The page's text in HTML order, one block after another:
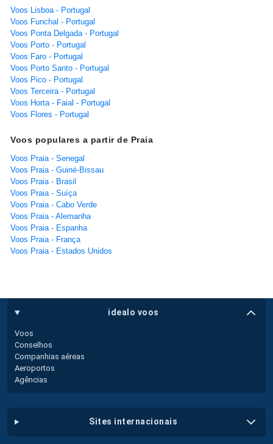
Voos Lisboa - Portugal
Voos Funchal - Portugal
Voos Ponta Delgada - Portugal
Voos Porto - Portugal
Voos Faro - Portugal
Voos Porto Santo - Portugal
Voos Pico - Portugal
Voos Terceira - Portugal
Voos Horta - Faial - Portugal
Voos Flores - Portugal
Voos populares a partir de Praia
Voos Praia - Senegal
Voos Praia - Guiné-Bissau
Voos Praia - Brasil
Voos Praia - Suíça
Voos Praia - Cabo Verde
Voos Praia - Alemanha
Voos Praia - Espanha
Voos Praia - França
Voos Praia - Estados Unidos
idealo voos
Voos
Conselhos
Companhias aéreas
Aeroportos
Agências
sites internacionais